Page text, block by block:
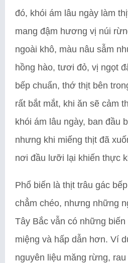
đó, khói ám lâu ngày làm
mang đậm hương vị núi
ngoài khô, màu nâu sẫm
hồng hào, tươi đỏ, vị ngọt
bếp chuẩn, thớ thịt bên
rất bắt mắt, khi ăn sẽ cảm
khói ám lâu ngày, ban đầu
nhưng khi miếng thịt đã
nơi đầu lưỡi lại khiến thực
Phổ biến là thịt trâu gác
chẳm chéo, nhưng những
Tây Bắc vẫn có những
miệng và hấp dẫn hơn. Ví
nguyên liệu măng rừng,